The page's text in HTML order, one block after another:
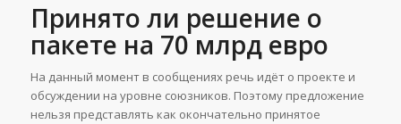
Принято ли решение о
пакете на 70 млрд евро
На данный момент в сообщениях речь идёт о проекте и
обсуждении на уровне союзников. Поэтому предложение
нельзя представлять как окончательно принятое